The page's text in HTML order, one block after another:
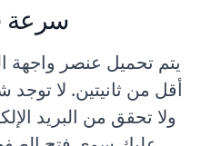
سرعة
يتم تحميل عنصر واجهة
أقل من ثانيتين. لا